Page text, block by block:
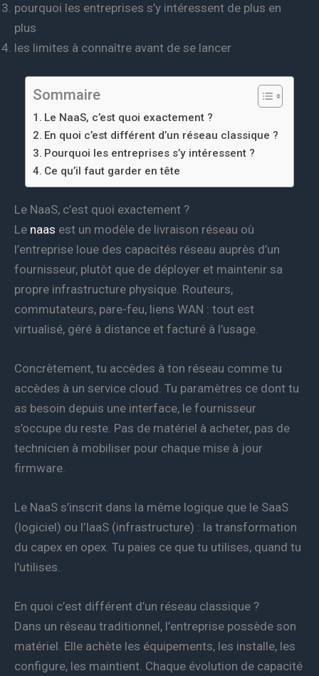
pourquoi les entreprises s’y intéressent de plus en
plus
les limites à connaître avant de se lancer
Sommaire
Le NaaS, c’est quoi exactement ?
En quoi c’est différent d’un réseau classique ?
Pourquoi les entreprises s’y intéressent ?
Ce qu’il faut garder en tête
Le NaaS, c’est quoi exactement ?
Le naas est un modèle de livraison réseau où
l’entreprise loue des capacités réseau auprès d’un
fournisseur, plutôt que de déployer et maintenir sa
propre infrastructure physique. Routeurs,
commutateurs, pare-feu, liens WAN : tout est
virtualisé, géré à distance et facturé à l’usage.
Concrètement, tu accèdes à ton réseau comme tu
accèdes à un service cloud. Tu paramètres ce dont tu
as besoin depuis une interface, le fournisseur
s’occupe du reste. Pas de matériel à acheter, pas de
technicien à mobiliser pour chaque mise à jour
firmware.
Le NaaS s’inscrit dans la même logique que le SaaS
(logiciel) ou l’IaaS (infrastructure) : la transformation
du capex en opex. Tu paies ce que tu utilises, quand tu
l’utilises.
En quoi c’est différent d’un réseau classique ?
Dans un réseau traditionnel, l’entreprise possède son
matériel. Elle achète les équipements, les installe, les
configure, les maintient. Chaque évolution de capacité